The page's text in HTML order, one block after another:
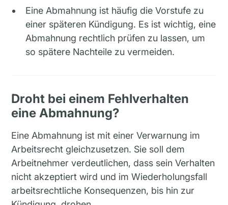
Eine Abmahnung ist häufig die Vorstufe zu
einer späteren Kündigung. Es ist wichtig, eine
Abmahnung rechtlich prüfen zu lassen, um
so spätere Nachteile zu vermeiden.
Droht bei einem Fehlverhalten
eine Abmahnung?
Eine Abmahnung ist mit einer Verwarnung im
Arbeitsrecht gleichzusetzen. Sie soll dem
Arbeitnehmer verdeutlichen, dass sein Verhalten
nicht akzeptiert wird und im Wiederholungsfall
arbeitsrechtliche Konsequenzen, bis hin zur